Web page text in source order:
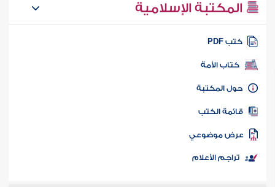
المكتبة الإسلامية
كتب PDF
كتاب الأمة
المكتبة
الكتب
موضوعي